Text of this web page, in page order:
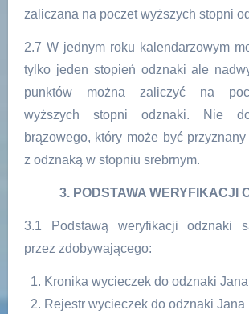
zaliczana na poczet wyższych stopni
2.7 W jednym roku kalendarzowym
tylko jeden stopień odznaki ale
punktów można zaliczyć na
wyższych stopni odznaki. Nie
brązowego, który może być
z odznaką w stopniu srebrnym.
3. PODSTAWA WERYFIKACJI
3.1 Podstawą weryfikacji odznaki
przez zdobywającego:
Kronika wycieczek do odznaki
Rejestr wycieczek do odznaki Jana